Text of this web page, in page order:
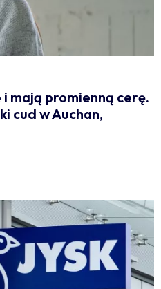
mają promienną cerę.
cud w Auchan,